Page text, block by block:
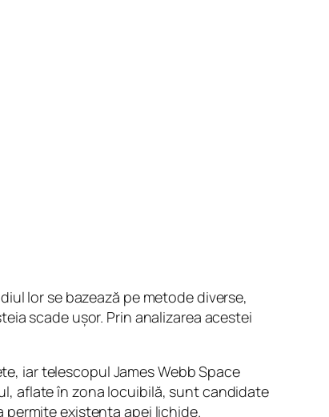
lor se bazează pe metode diverse,
scade ușor. Prin analizarea acestei
iar telescopul James Webb Space
aflate în zona locuibilă, sunt candidate
existența apei lichide.